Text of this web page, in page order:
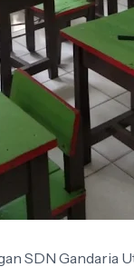
SDN Gandaria